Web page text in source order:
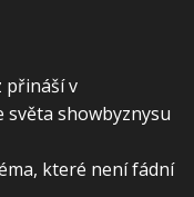
přináší v
světa showbyznysu
které není fádní